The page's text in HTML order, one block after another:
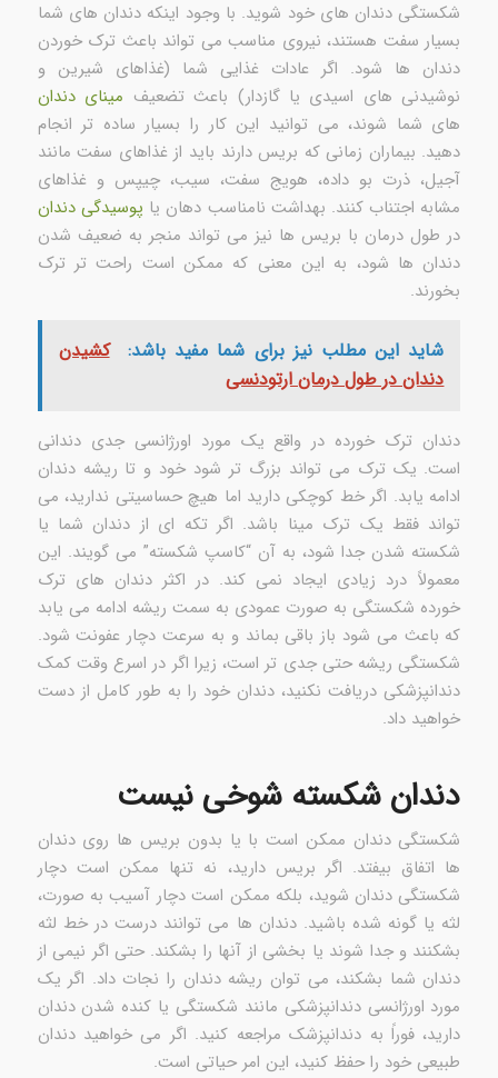
شکستگی دندان های خود شوید. با وجود اینکه دندان های شما
بسیار سفت هستند، نیروی مناسب می تواند باعث ترک خوردن
دندان ها شود. اگر عادات غذایی شما (غذاهای شیرین و
نوشیدنی های اسیدی یا گازدار) باعث تضعیف مینای دندان
های شما شوند، می توانید این کار را بسیار ساده تر انجام
دهید. بیماران زمانی که بریس دارند باید از غذاهای سفت مانند
آجیل، ذرت بو داده، هویج سفت، سیب، چیپس و غذاهای
مشابه اجتناب کنند. بهداشت نامناسب دهان یا پوسیدگی دندان
در طول درمان با بریس ها نیز می تواند منجر به ضعیف شدن
دندان ها شود، به این معنی که ممکن است راحت تر ترک
بخورند.
شاید این مطلب نیز برای شما مفید باشد:
کشیدن
دندان در طول درمان ارتودنسی
دندان ترک خورده در واقع یک مورد اورژانسی جدی دندانی
است. یک ترک می تواند بزرگ تر شود خود و تا ریشه دندان
ادامه یابد. اگر خط کوچکی دارید اما هیچ حساسیتی ندارید، می
تواند فقط یک ترک مینا باشد. اگر تکه ای از دندان شما یا
شکسته شدن جدا شود، به آن “کاسپ شکسته” می گویند. این
معمولاً درد زیادی ایجاد نمی کند. در اکثر دندان های ترک
خورده شکستگی به صورت عمودی به سمت ریشه ادامه می یابد
که باعث می شود باز باقی بماند و به سرعت دچار عفونت شود.
شکستگی ریشه حتی جدی تر است، زیرا اگر در اسرع وقت کمک
دندانپزشکی دریافت نکنید، دندان خود را به طور کامل از دست
خواهید داد.
دندان شکسته شوخی نیست
شکستگی دندان ممکن است با یا بدون بریس ها روی دندان
ها اتفاق بیفتد. اگر بریس دارید، نه تنها ممکن است دچار
شکستگی دندان شوید، بلکه ممکن است دچار آسیب به صورت،
لثه یا گونه شده باشید. دندان ها می توانند درست در خط لثه
بشکنند و جدا شوند یا بخشی از آنها را بشکند. حتی اگر نیمی از
دندان شما بشکند، می توان ریشه دندان را نجات داد. اگر یک
مورد اورژانسی دندانپزشکی مانند شکستگی یا کنده شدن دندان
دارید، فوراً به دندانپزشک مراجعه کنید. اگر می خواهید دندان
طبیعی خود را حفظ کنید، این امر حیاتی است.